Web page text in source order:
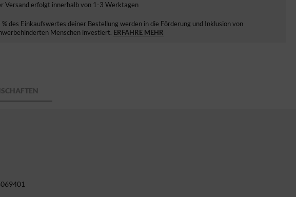
Versand erfolgt innerhalb von 1-3 Werktagen
% des Einkaufswertes deiner Bestellung werden in die Förderung und Inklusion von
Menschen investiert. ERFAHRE MEHR